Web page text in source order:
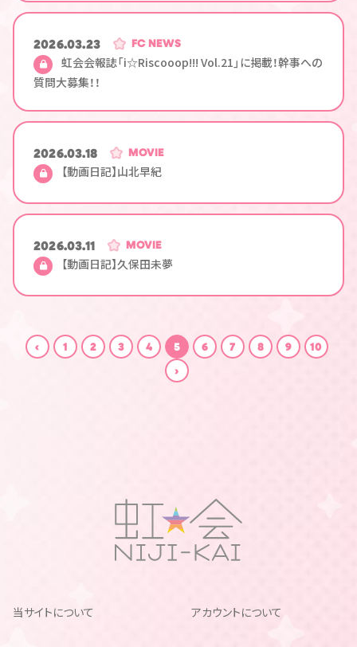
2026.03.23
FC NEWS
質問大募集！！
2026.03.18
MOVIE
【動画日記】山北早紀
2026.03.11
MOVIE
【動画日記】久保田未夢
1 2 3 4 5 6 7 8 9 10
当サイトについて アカウントについて